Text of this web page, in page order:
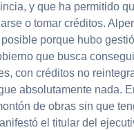
y que ha permitido
o tomar créditos.
porque hubo
que busca
con créditos no
absolutamente nada.
de obras sin que
el titular del